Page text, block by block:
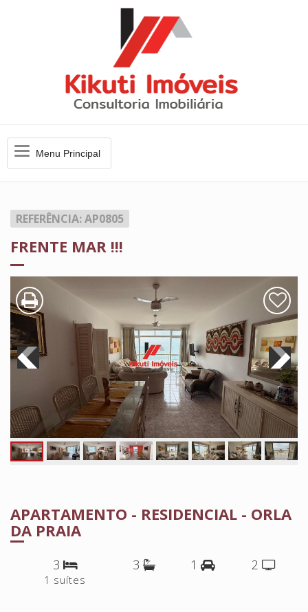
MenuMenu Principal
REFERÊNCIA: AP0805
FRENTE MAR !!!
APARTAMENTO - RESIDENCIAL - ORLA
DA PRAIA
3
1 suítes
3 1 2